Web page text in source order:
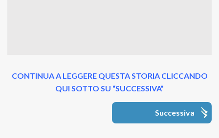
CONTINUA A LEGGERE QUESTA STORIA CLICCANDO
QUI SOTTO SU “SUCCESSIVA”
Successiva